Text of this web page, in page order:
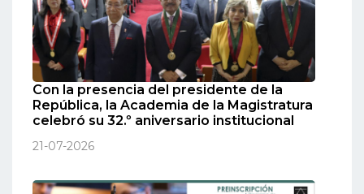
Con la presencia del presidente de la
República, la Academia de la Magistratura
celebró su 32.º aniversario institucional
21-07-2026